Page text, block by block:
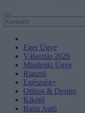
Eger Ügye
Választás 2026
Mindenki Ügye
Riasztó
Egészség+
Otthon & Design
Kikötő
Barta Autó